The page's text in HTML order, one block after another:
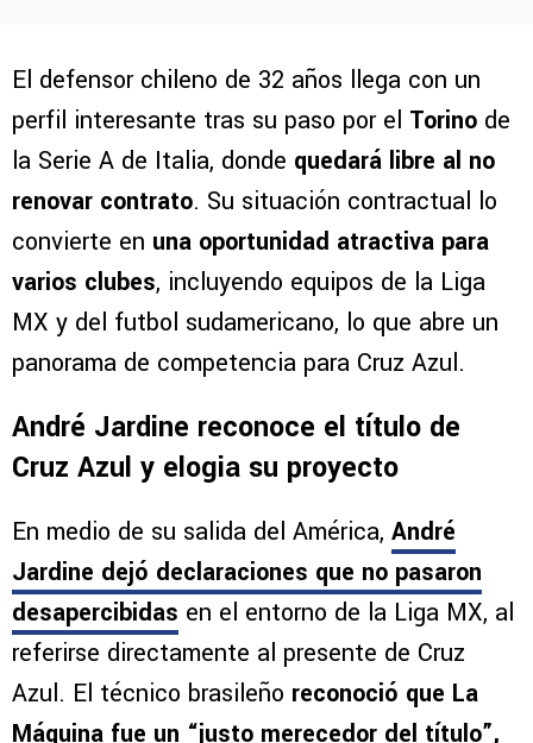
El defensor chileno de 32 años llega con un
perfil interesante tras su paso por el Torino de
la Serie A de Italia, donde quedará libre al no
renovar contrato. Su situación contractual lo
convierte en una oportunidad atractiva para
varios clubes, incluyendo equipos de la Liga
MX y del futbol sudamericano, lo que abre un
panorama de competencia para Cruz Azul.
André Jardine reconoce el título de
Cruz Azul y elogia su proyecto
En medio de su salida del América, André
Jardine dejó declaraciones que no pasaron
desapercibidas en el entorno de la Liga MX, al
referirse directamente al presente de Cruz
Azul. El técnico brasileño reconoció que La
Máquina fue un “justo merecedor del título”,